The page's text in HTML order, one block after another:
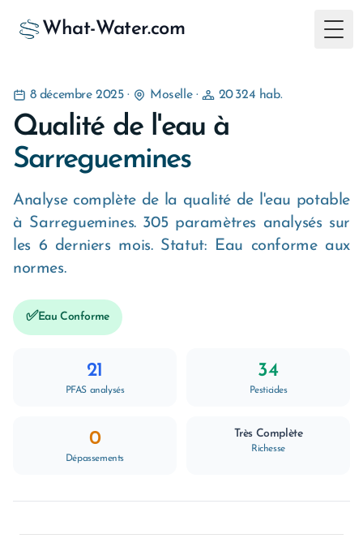
What-Water.com
8 décembre 2025· Moselle· 20 324 hab.
Qualité de l'eau à
Sarreguemines
Analyse complète de la qualité de l'eau potable
à Sarreguemines. 305 paramètres analysés sur
les 6 derniers mois. Statut: Eau conforme aux
normes.
✅Eau Conforme
21
PFAS analysés
34
Pesticides
0
Dépassements
Très Complète
Richesse